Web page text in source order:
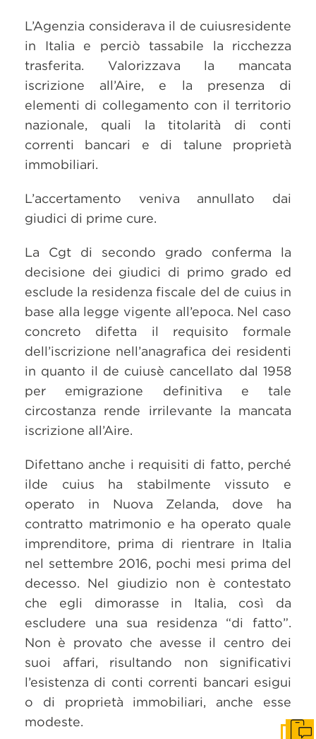
L’Agenzia considerava il de cuiusresidente
in Italia e perciò tassabile la ricchezza
trasferita. Valorizzava la mancata
iscrizione all’Aire, e la presenza di
elementi di collegamento con il territorio
nazionale, quali la titolarità di conti
correnti bancari e di talune proprietà
immobiliari.
L’accertamento veniva annullato dai
giudici di prime cure.
La Cgt di secondo grado conferma la
decisione dei giudici di primo grado ed
esclude la residenza fiscale del de cuius in
base alla legge vigente all’epoca. Nel caso
concreto difetta il requisito formale
dell’iscrizione nell’anagrafica dei residenti
in quanto il de cuiusè cancellato dal 1958
per emigrazione definitiva e tale
circostanza rende irrilevante la mancata
iscrizione all’Aire.
Difettano anche i requisiti di fatto, perché
ilde cuius ha stabilmente vissuto e
operato in Nuova Zelanda, dove ha
contratto matrimonio e ha operato quale
imprenditore, prima di rientrare in Italia
nel settembre 2016, pochi mesi prima del
decesso. Nel giudizio non è contestato
che egli dimorasse in Italia, così da
escludere una sua residenza “di fatto”.
Non è provato che avesse il centro dei
suoi affari, risultando non significativi
l’esistenza di conti correnti bancari esigui
o di proprietà immobiliari, anche esse
modeste.